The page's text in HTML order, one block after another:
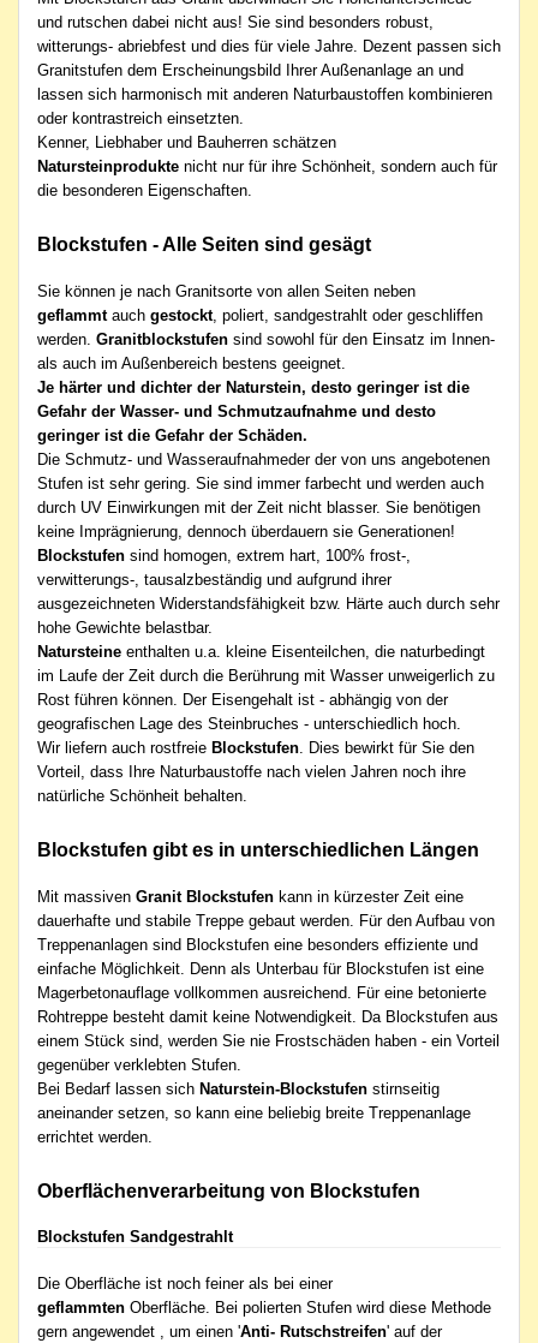
und rutschen dabei nicht aus! Sie sind besonders robust,
witterungs- abriebfest und dies für viele Jahre. Dezent passen sich
Granitstufen dem Erscheinungsbild Ihrer Außenanlage an und
lassen sich harmonisch mit anderen Naturbaustoffen kombinieren
oder kontrastreich einsetzten.
Kenner, Liebhaber und Bauherren schätzen
Natursteinprodukte nicht nur für ihre Schönheit, sondern auch für
die besonderen Eigenschaften.
Blockstufen - Alle Seiten sind gesägt
Sie können je nach Granitsorte von allen Seiten neben
geflammtauch gestockt, poliert, sandgestrahlt oder geschliffen
werden. Granitblockstufen sind sowohl für den Einsatz im Innen-
als auch im Außenbereich bestens geeignet.
Je härter und dichter der Naturstein, desto geringer ist die
Gefahr der Wasser- und Schmutzaufnahme und desto
geringer ist die Gefahr der Schäden.
Die Schmutz- und Wasseraufnahmeder der von uns angebotenen
Stufen ist sehr gering. Sie sind immer farbecht und werden auch
durch UV Einwirkungen mit der Zeit nicht blasser. Sie benötigen
keine Imprägnierung, dennoch überdauern sie Generationen!
Blockstufen sind homogen, extrem hart, 100% frost-,
verwitterungs-, tausalzbeständig und aufgrund ihrer
ausgezeichneten Widerstandsfähigkeit bzw. Härte auch durch sehr
hohe Gewichte belastbar.
Natursteine enthalten u.a. kleine Eisenteilchen, die naturbedingt
im Laufe der Zeit durch die Berührung mit Wasser unweigerlich zu
Rost führen können. Der Eisengehalt ist - abhängig von der
geografischen Lage des Steinbruches - unterschiedlich hoch.
Wir liefern auch rostfreie Blockstufen. Dies bewirkt für Sie den
Vorteil, dass Ihre Naturbaustoffe nach vielen Jahren noch ihre
natürliche Schönheit behalten.
Blockstufen gibt es in unterschiedlichen Längen
Mit massiven Granit Blockstufen kann in kürzester Zeit eine
dauerhafte und stabile Treppe gebaut werden. Für den Aufbau von
Treppenanlagen sind Blockstufen eine besonders effiziente und
einfache Möglichkeit. Denn als Unterbau für Blockstufen ist eine
Magerbetonauflage vollkommen ausreichend. Für eine betonierte
Rohtreppe besteht damit keine Notwendigkeit. Da Blockstufen aus
einem Stück sind, werden Sie nie Frostschäden haben - ein Vorteil
gegenüber verklebten Stufen.
Bei Bedarf lassen sich Naturstein-Blockstufen stirnseitig
aneinander setzen, so kann eine beliebig breite Treppenanlage
errichtet werden.
Oberflächenverarbeitung von Blockstufen
Blockstufen Sandgestrahlt
Die Oberfläche ist noch feiner als bei einer
geflammten Oberfläche. Bei polierten Stufen wird diese Methode
gern angewendet , um einen 'Anti- Rutschstreifen' auf der